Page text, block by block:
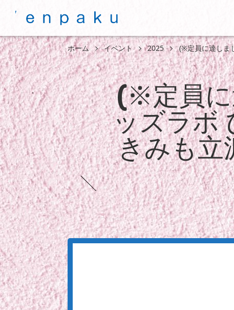
ホーム イベント 2025 (※定員に達しま
(※定員に
ッズラボ
きみも立